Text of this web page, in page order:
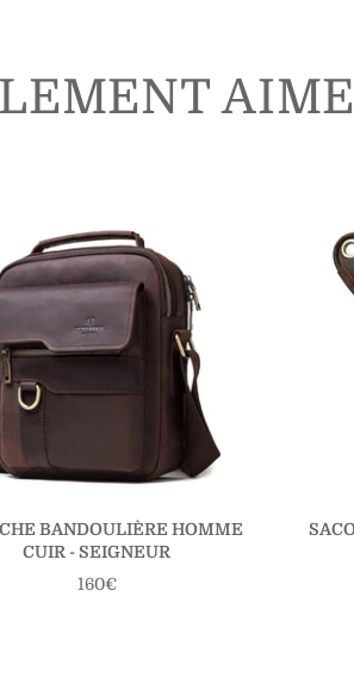
BANDOULIÈRE HOMME
CUIR - SEIGNEUR
Prix
160€